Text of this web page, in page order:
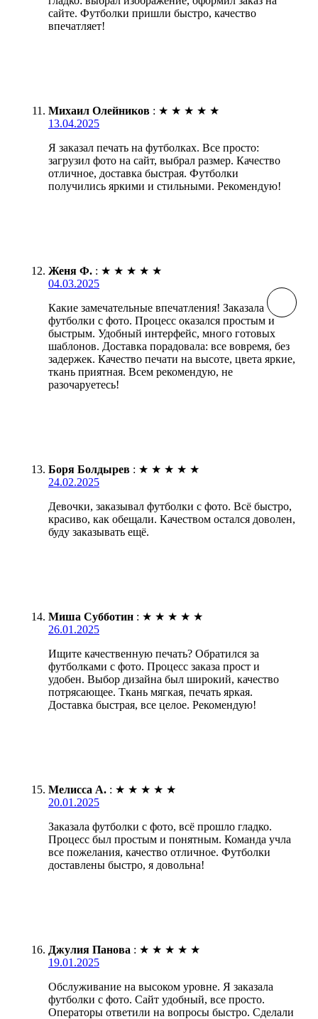
сайте. Футболки пришли быстро, качество
впечатляет!
Михаил Олейников : ★ ★ ★ ★ ★
13.04.2025
Я заказал печать на футболках. Все просто:
загрузил фото на сайт, выбрал размер. Качество
отличное, доставка быстрая. Футболки
получились яркими и стильными. Рекомендую!
Женя Ф. : ★ ★ ★ ★ ★
04.03.2025
Какие замечательные впечатления! Заказала
футболки с фото. Процесс оказался простым и
быстрым. Удобный интерфейс, много готовых
шаблонов. Доставка порадовала: все вовремя, без
задержек. Качество печати на высоте, цвета яркие,
ткань приятная. Всем рекомендую, не
разочаруетесь!
Боря Болдырев : ★ ★ ★ ★ ★
24.02.2025
Девочки, заказывал футболки с фото. Всё быстро,
красиво, как обещали. Качеством остался доволен,
буду заказывать ещё.
Миша Субботин : ★ ★ ★ ★ ★
26.01.2025
Ищите качественную печать? Обратился за
футболками с фото. Процесс заказа прост и
удобен. Выбор дизайна был широкий, качество
потрясающее. Ткань мягкая, печать яркая.
Доставка быстрая, все целое. Рекомендую!
Мелисса А. : ★ ★ ★ ★ ★
20.01.2025
Заказала футболки с фото, всё прошло гладко.
Процесс был простым и понятным. Команда учла
все пожелания, качество отличное. Футболки
доставлены быстро, я довольна!
Джулия Панова : ★ ★ ★ ★ ★
19.01.2025
Обслуживание на высоком уровне. Я заказала
футболки с фото. Сайт удобный, все просто.
Операторы ответили на вопросы быстро. Сделали